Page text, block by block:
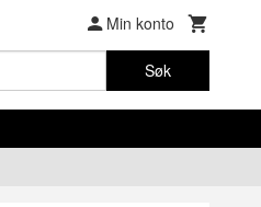
Min konto
Søk